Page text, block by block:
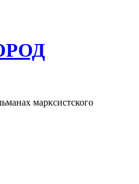
марксистского